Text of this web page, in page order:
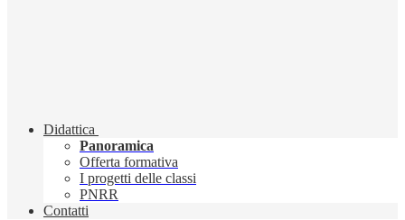
Didattica
Panoramica
Offerta formativa
I progetti delle classi
PNRR
Contatti